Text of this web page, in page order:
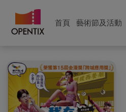
首頁 藝術節及活動